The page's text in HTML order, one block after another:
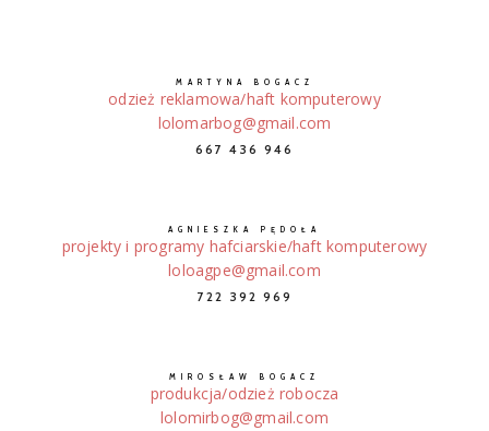
MARTYNA BOGACZ
odzież reklamowa/haft komputerowy
lolomarbog@gmail.com
667 436 946
AGNIESZKA PĘDOŁA
projekty i programy hafciarskie/haft komputerowy
loloagpe@gmail.com
722 392 969
MIROSŁAW BOGACZ
produkcja/odzież robocza
lolomirbog@gmail.com